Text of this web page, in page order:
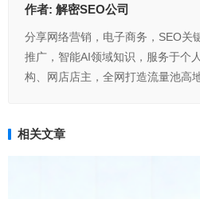
作者: 解密SEO公司
分享网络营销，电子商务，SEO关
推广，智能AI领域知识，服务于个
构、网店店主，全网打造流量池高地
相关文章